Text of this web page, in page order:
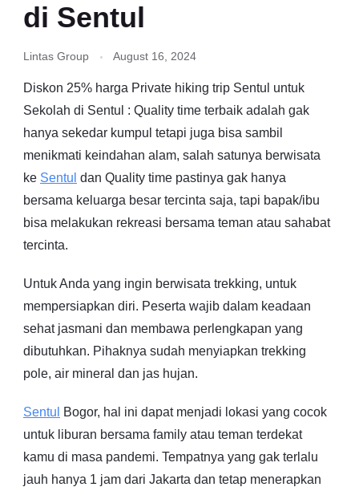
di Sentul
Lintas Group August 16, 2024
Diskon 25% harga Private hiking trip Sentul untuk
Sekolah di Sentul : Quality time terbaik adalah gak
hanya sekedar kumpul tetapi juga bisa sambil
menikmati keindahan alam, salah satunya berwisata
ke Sentul dan Quality time pastinya gak hanya
bersama keluarga besar tercinta saja, tapi bapak/ibu
bisa melakukan rekreasi bersama teman atau sahabat
tercinta.
Untuk Anda yang ingin berwisata trekking, untuk
mempersiapkan diri. Peserta wajib dalam keadaan
sehat jasmani dan membawa perlengkapan yang
dibutuhkan. Pihaknya sudah menyiapkan trekking
pole, air mineral dan jas hujan.
Sentul
Bogor, hal ini dapat menjadi lokasi yang cocok
untuk liburan bersama family atau teman terdekat
kamu di masa pandemi. Tempatnya yang gak terlalu
jauh hanya 1 jam dari Jakarta dan tetap menerapkan